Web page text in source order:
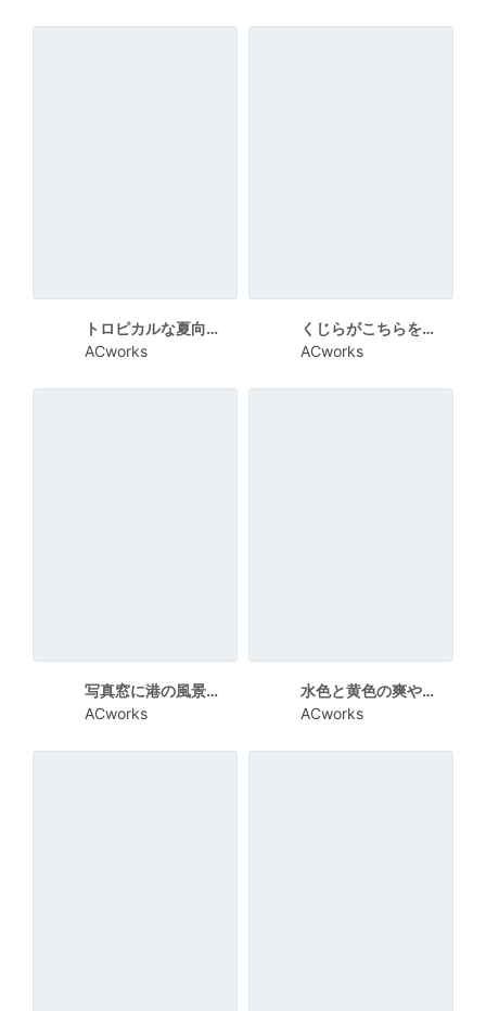
トロピカルな夏向けメッセージカード
ACworks
くじらがこちらを見ている夏向けメッセージカード
ACworks
写真窓に港の風景の写真を使ったメッセージカードの見本
ACworks
水色と黄色の爽やかなショップNewオープンカード
ACworks